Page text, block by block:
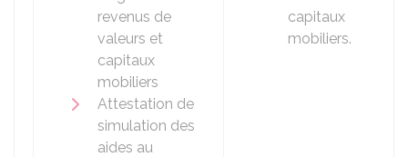
revenus de
valeurs et
capitaux
mobiliers
Attestation de
simulation des
aides au
capitaux
mobiliers.